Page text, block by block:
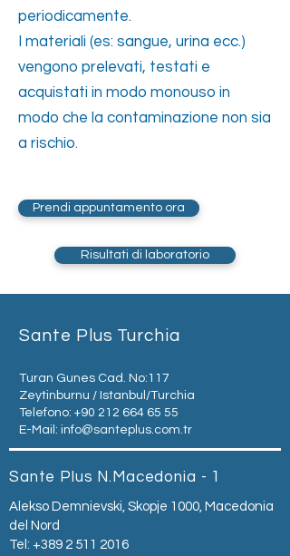
periodicamente.
I materiali (es: sangue, urina ecc.)
vengono prelevati, testati e
acquistati in modo monouso in
modo che la contaminazione non sia
a rischio.
Prendi appuntamento ora
Risultati di laboratorio
Sante Plus Turchia
Turan Gunes Cad. No:117
Zeytinburnu / Istanbul/Turchia
Telefono: +90 212 664 65 55
E-Mail: info@santeplus.com.tr
Sante Plus N.Macedonia - 1
Alekso Demnievski, Skopje 1000, Macedonia
del Nord
Tel: +389 2 511 2016